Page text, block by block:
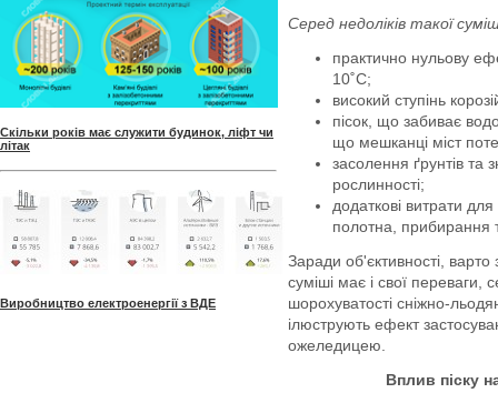
Скільки років має служити будинок, ліфт чи
літак
Виробництво електроенергії з ВДЕ
Серед недоліків такої
практично нульову
10˚С;
високий ступінь
пісок, що забиває
що мешканці міст
засолення ґрунтів та
рослинності;
додаткові витрати
полотна, прибирання
Заради об'єктивності,
суміші має і свої
шорохуватості сніжно-
ілюструють ефект
ожеледицею.
Вплив піску